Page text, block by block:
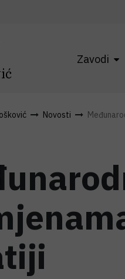
Zavodi
Novosti